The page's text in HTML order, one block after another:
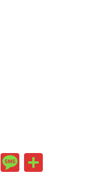
CopyMessage